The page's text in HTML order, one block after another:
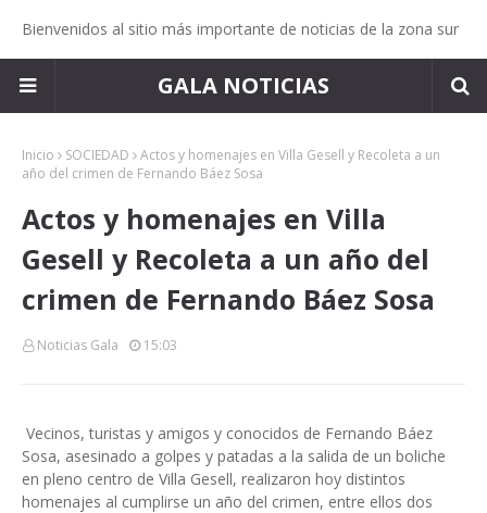
Bienvenidos al sitio más importante de noticias de la zona sur
GALA NOTICIAS
Inicio SOCIEDAD
Actos y homenajes en Villa Gesell y Recoleta a un
año del crimen de Fernando Báez Sosa
Actos y homenajes en Villa
Gesell y Recoleta a un año del
crimen de Fernando Báez Sosa
Noticias Gala 15:03
Vecinos, turistas y amigos y conocidos de Fernando Báez
Sosa, asesinado a golpes y patadas a la salida de un boliche
en pleno centro de Villa Gesell, realizaron hoy distintos
homenajes al cumplirse un año del crimen, entre ellos dos